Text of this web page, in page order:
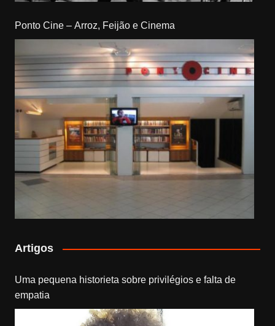
Ponto Cine – Arroz, Feijão e Cinema
Artigos
Uma pequena historieta sobre privilégios e falta de
empatia